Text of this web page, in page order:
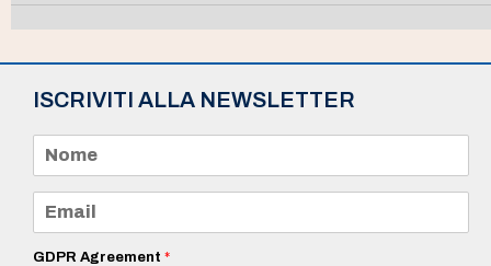
ISCRIVITI ALLA NEWSLETTER
m
e
a
iGDPR Agreement *